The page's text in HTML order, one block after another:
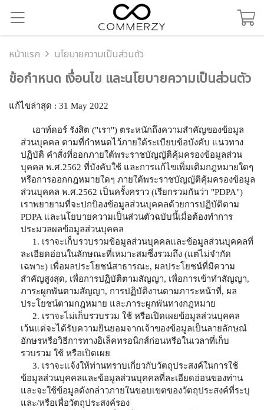
หน้าแรก นโยบายความเป็นส่วนตัว
ข้อกำหนด เงื่อนไข และนโยบายความเป็นส่วนตัว
แก้ไขล่าสุด : 31 May 2022
เอาท์ดอร์ รังสิต ("เรา") ตระหนักถึงความสำคัญของข้อมูล
ส่วนบุคคล ตามที่กำหนดไว้ภายใต้ระเบียบข้อบังคับ แนวทาง
ปฏิบัติ คำสั่งที่ออกภายใต้พระราชบัญญัติคุ้มครองข้อมูลส่วน
บุคคล พ.ศ.2562 ที่บังคับใช้ และการแก้ไขเพิ่มเติมกฎหมายใดๆ
หรือการออกกฎหมายใดๆ ภายใต้พระราชบัญญัติคุ้มครองข้อมูล
ส่วนบุคคล พ.ศ.2562 เป็นครั้งคราว (เรียกรวมกันว่า "PDPA")
เราพยายามที่จะปกป้องข้อมูลส่วนบุคคลด้วยการปฏิบัติตาม
PDPA และนโยบายความเป็นส่วนตัวฉบับนี้เมื่อต้องทำการ
ประมวลผลข้อมูลส่วนบุคคล
1. เราจะเก็บรวบรวมข้อมูลส่วนบุคคลและข้อมูลส่วนบุคคลที่
ละเอียดอ่อนในลักษณะที่เหมาะสมซึ่งรวมถึง (แต่ไม่จำกัด
เฉพาะ) เพื่อผลประโยชน์สาธารณะ, ผลประโยชน์ที่มีความ
สำคัญสูงสุด, เพื่อการปฏิบัติตามสัญญา, เพื่อการเข้าทำสัญญา,
ภาระผูกพันตามสัญญา, การปฏิบัติงานตามภาระหน้าที่, ผล
ประโยชน์ตามกฎหมาย และภาระผูกพันทางกฎหมาย
2. เราจะไม่เก็บรวบรวม ใช้ หรือเปิดเผยข้อมูลส่วนบุคคล
เว้นแต่จะได้รับความยินยอมจากเจ้าของข้อมูลเป็นลายลักษณ์
อักษรหรือวิธีการทางอิเล็คทรอนิกส์ก่อนหรือในเวลาที่เก็บ
รวบรวม ใช้ หรือเปิดเผย
3. เราจะแจ้งให้ท่านทราบเกี่ยวกับวัตถุประสงค์ในการใช้
ข้อมูลส่วนบุคคลและข้อมูลส่วนบุคคลที่ละเอียดอ่อนของท่าน
และจะใช้ข้อมูลดังกล่าวภายในขอบเขตของวัตถุประสงค์ที่ระบุ
และ/หรือเพื่อวัตถุประสงค์รอง